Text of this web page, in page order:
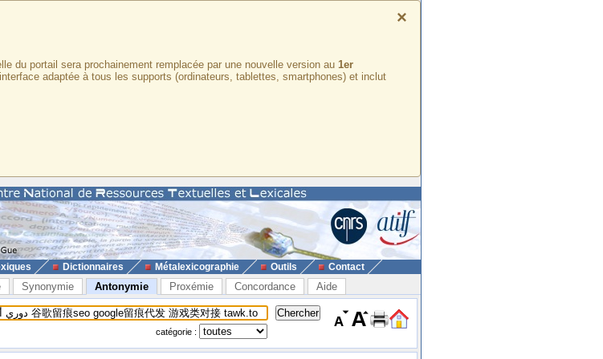
×
du portail sera prochainement remplacée par une nouvelle version au 1er
adaptée à tous les supports (ordinateurs, tablettes, smartphones) et inclut
Dictionnaires Métalexicographie Outils Contact
Synonymie Antonymie Proxémie Concordance Aide
catégorie :